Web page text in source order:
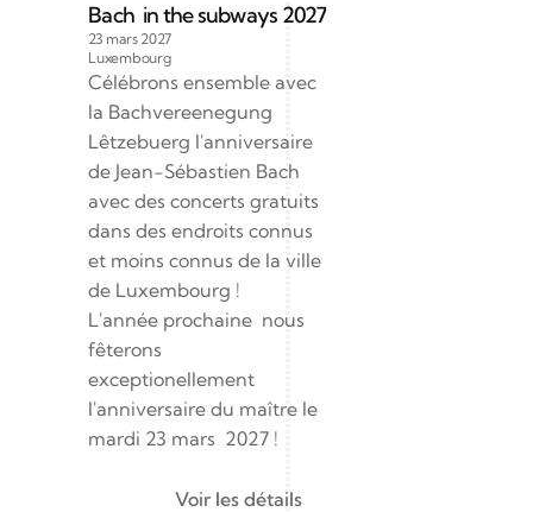
Bach  in the subways 2027
23 mars 2027
Luxembourg
Célébrons ensemble avec
la Bachvereenegung
Lêtzebuerg l'anniversaire
de Jean-Sébastien Bach
avec des concerts gratuits
dans des endroits connus
et moins connus de la ville
de Luxembourg !
L'année prochaine  nous
fêterons
exceptionellement
l'anniversaire du maître le
mardi 23 mars  2027 !
Voir les détails